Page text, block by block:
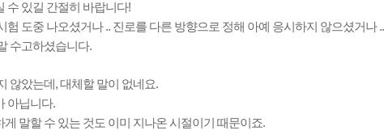
메가스터디
수 있길 간절히 바랍니다!
험 도중 나오셨거나 .. 진로를 다른 방향으로 정해 아예 응시하지 않으셨거나
수고하셨습니다.
않았는데, 대체할 말이 없네요.
아닙니다.
말할 수 있는 것도 이미 지나온 시절이기 때문이죠.